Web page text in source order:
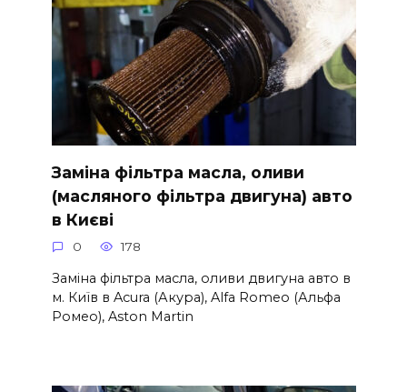
Заміна фільтра масла, оливи
(масляного фільтра двигуна) авто
в Києві
0 178
Заміна фільтра масла, оливи двигуна авто в
м. Київ в Acura (Акура), Alfa Romeo (Альфа
Ромео), Aston Martin